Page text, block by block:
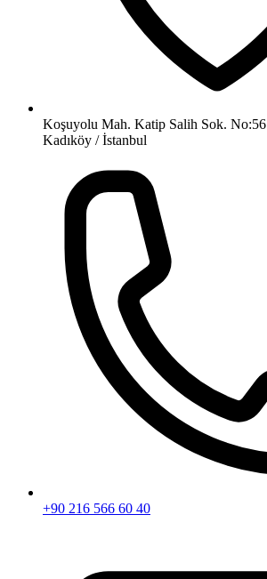
Koşuyolu Mah. Katip Salih Sok. No:56
Kadıköy / İstanbul
+90 216 566 60 40